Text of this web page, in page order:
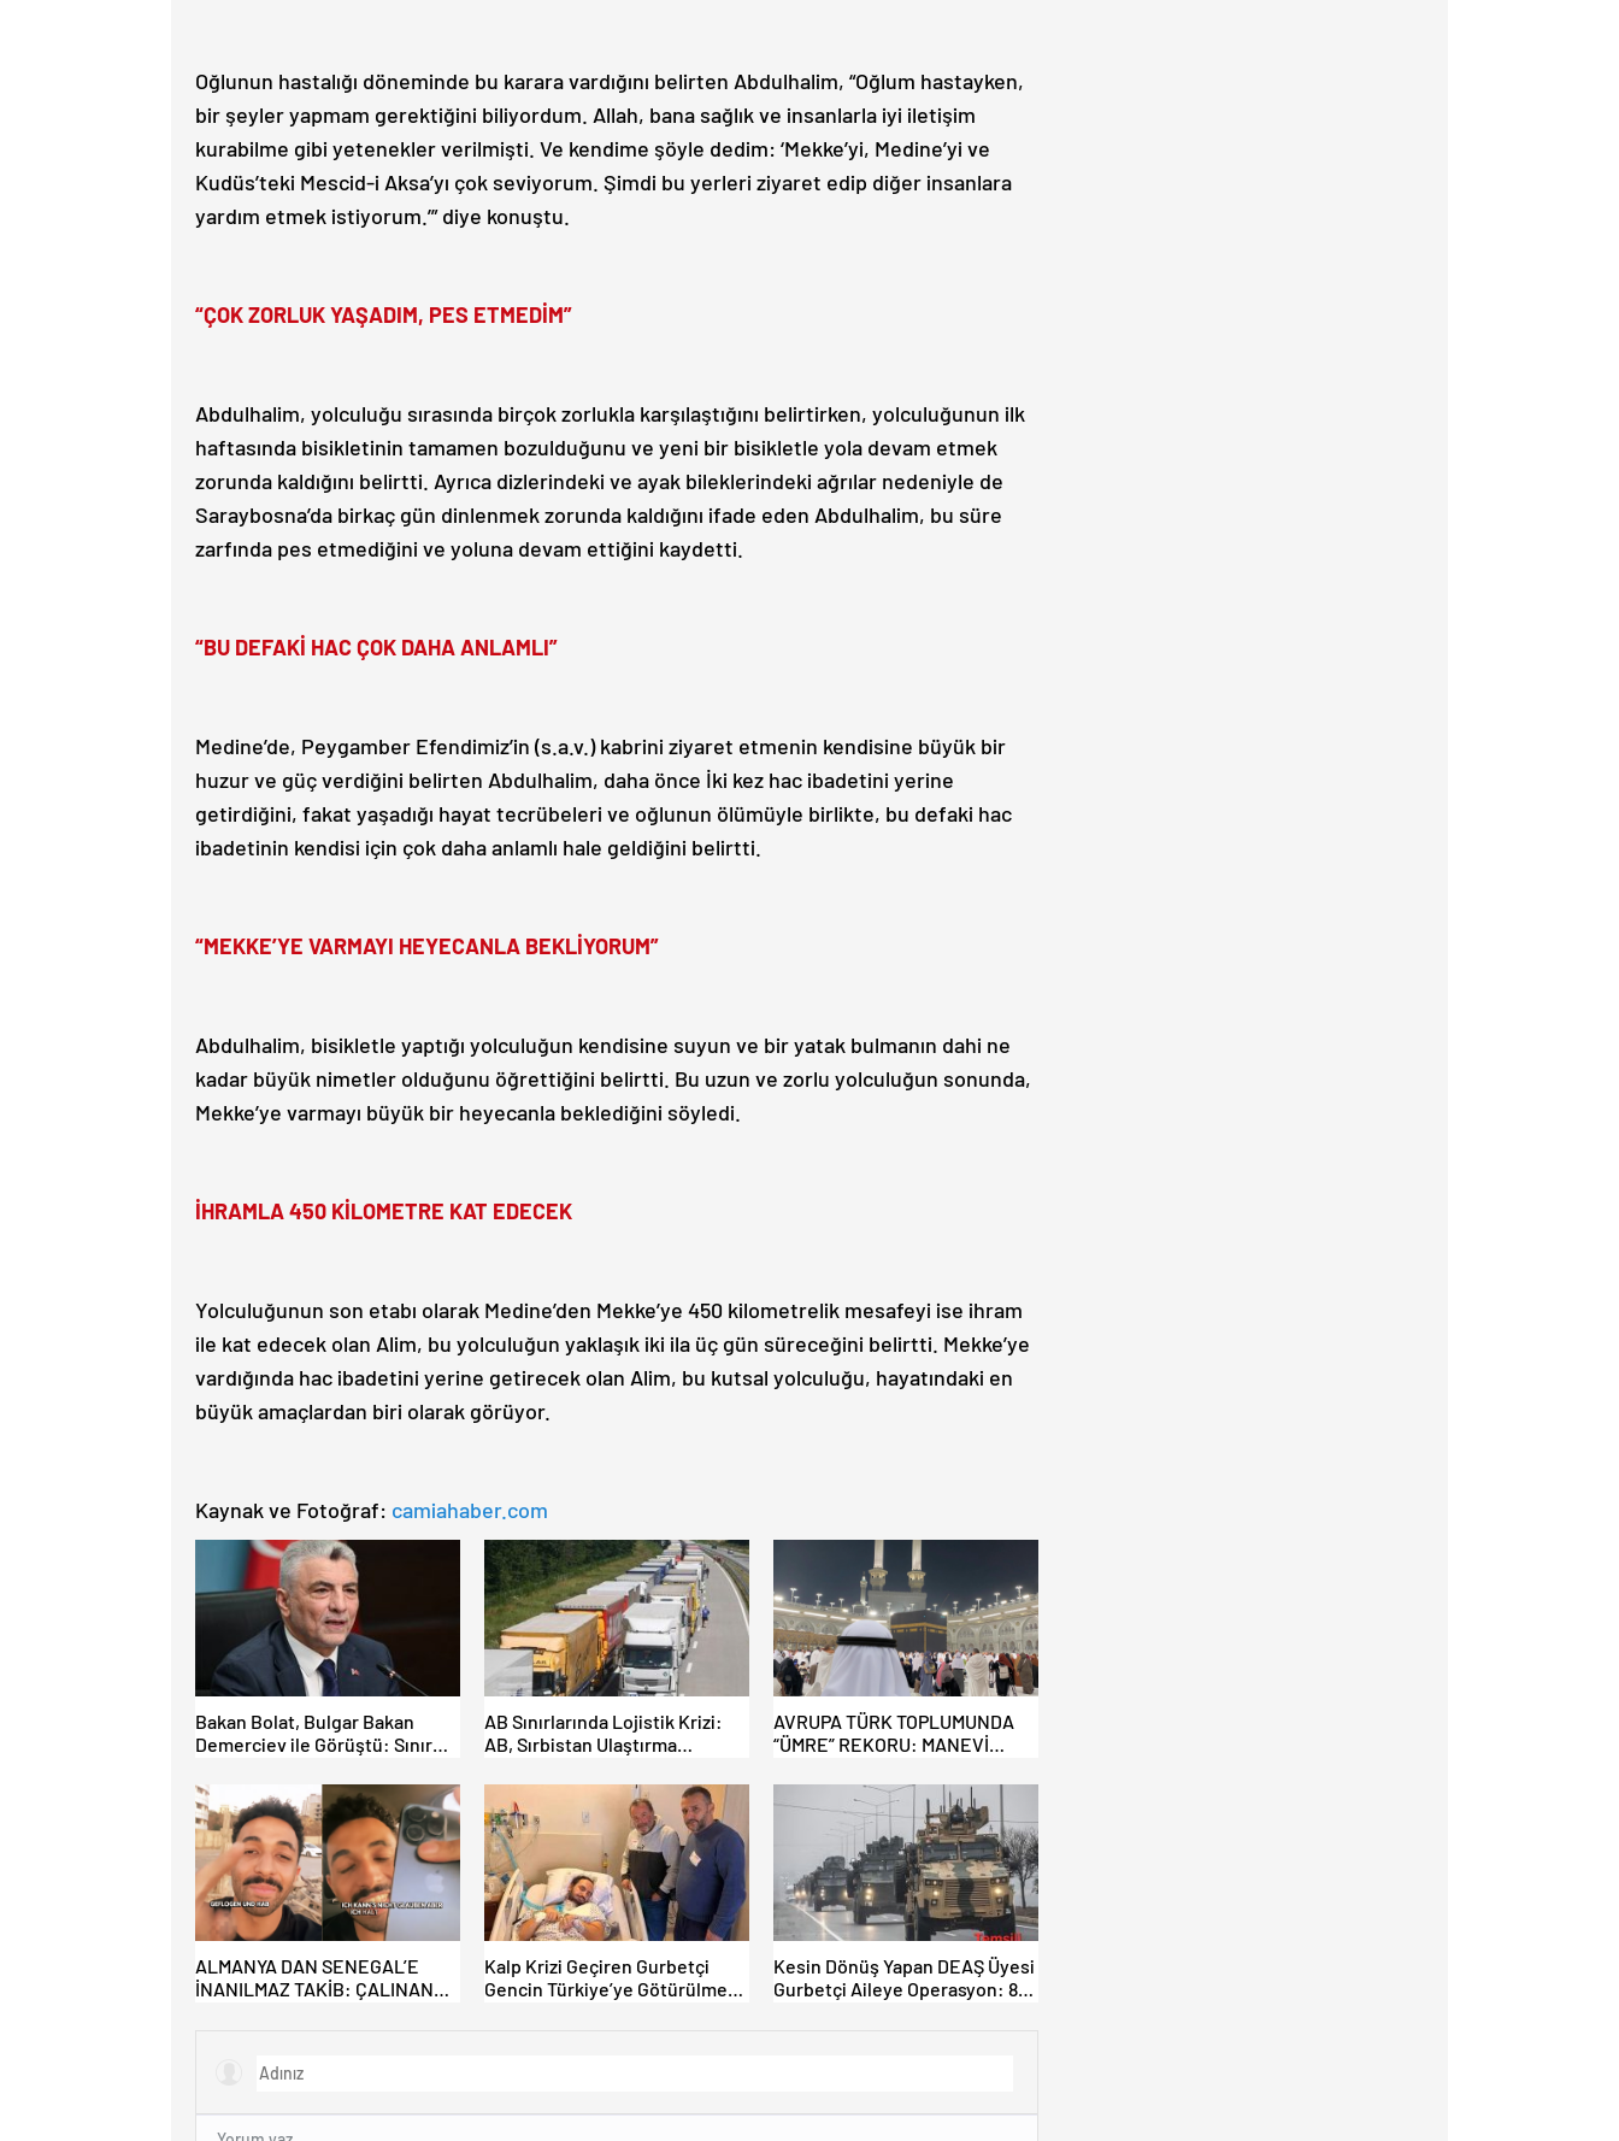
Oğlunun hastalığı döneminde bu karara vardığını belirten Abdulhalim, “Oğlum hastayken,
bir şeyler yapmam gerektiğini biliyordum. Allah, bana sağlık ve insanlarla iyi iletişim
kurabilme gibi yetenekler verilmişti. Ve kendime şöyle dedim: ‘Mekke’yi, Medine’yi ve
Kudüs’teki Mescid-i Aksa’yı çok seviyorum. Şimdi bu yerleri ziyaret edip diğer insanlara
yardım etmek istiyorum.’” diye konuştu.
“ÇOK ZORLUK YAŞADIM, PES ETMEDİM”
Abdulhalim, yolculuğu sırasında birçok zorlukla karşılaştığını belirtirken, yolculuğunun ilk
haftasında bisikletinin tamamen bozulduğunu ve yeni bir bisikletle yola devam etmek
zorunda kaldığını belirtti. Ayrıca dizlerindeki ve ayak bileklerindeki ağrılar nedeniyle de
Saraybosna’da birkaç gün dinlenmek zorunda kaldığını ifade eden Abdulhalim, bu süre
zarfında pes etmediğini ve yoluna devam ettiğini kaydetti.
“BU DEFAKİ HAC ÇOK DAHA ANLAMLI”
Medine’de, Peygamber Efendimiz’in (s.a.v.) kabrini ziyaret etmenin kendisine büyük bir
huzur ve güç verdiğini belirten Abdulhalim, daha önce İki kez hac ibadetini yerine
getirdiğini, fakat yaşadığı hayat tecrübeleri ve oğlunun ölümüyle birlikte, bu defaki hac
ibadetinin kendisi için çok daha anlamlı hale geldiğini belirtti.
“MEKKE’YE VARMAYI HEYECANLA BEKLİYORUM”
Abdulhalim, bisikletle yaptığı yolculuğun kendisine suyun ve bir yatak bulmanın dahi ne
kadar büyük nimetler olduğunu öğrettiğini belirtti. Bu uzun ve zorlu yolculuğun sonunda,
Mekke’ye varmayı büyük bir heyecanla beklediğini söyledi.
İHRAMLA 450 KİLOMETRE KAT EDECEK
Yolculuğunun son etabı olarak Medine’den Mekke’ye 450 kilometrelik mesafeyi ise ihram
ile kat edecek olan Alim, bu yolculuğun yaklaşık iki ila üç gün süreceğini belirtti. Mekke’ye
vardığında hac ibadetini yerine getirecek olan Alim, bu kutsal yolculuğu, hayatındaki en
büyük amaçlardan biri olarak görüyor.
Kaynak ve Fotoğraf: camiahaber.com
Bakan Bolat, Bulgar Bakan
Demerciev ile Görüştü: Sınır
Yoğunluğu Masaya Yatırıldı
AB Sınırlarında Lojistik Krizi:
AB, Sırbistan Ulaştırma
reddetti – Yeni protestolar
geliyor
AVRUPA TÜRK TOPLUMUNDA
“ÜMRE” REKORU: MANEVİ
GEÇTİ!
ALMANYA DAN SENEGAL’E
İNANILMAZ TAKİB: ÇALINAN
Kalp Krizi Geçiren Gurbetçi
Gencin Türkiye’ye Götürülmesi
Kesin Dönüş Yapan DEAŞ Üyesi
Gurbetçi Aileye Operasyon: 8